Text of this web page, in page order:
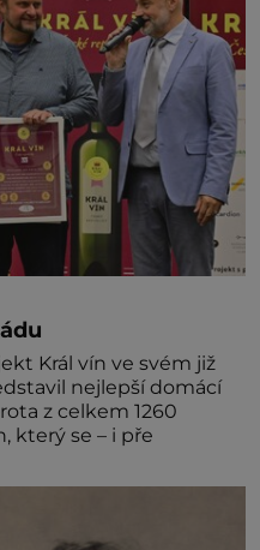
Král vín ve svém již
nejlepší domácí
z celkem 1260
vinařů. Král vín, který se – i pře